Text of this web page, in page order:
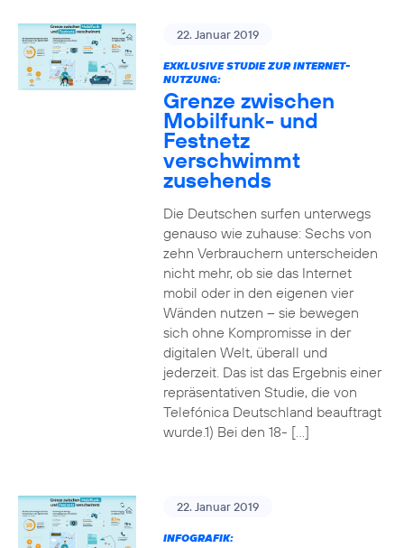
22. Januar 2019
EXKLUSIVE STUDIE ZUR INTERNET-
NUTZUNG:
Grenze zwischen
Mobilfunk- und
Festnetz
verschwimmt
zusehends
Die Deutschen surfen unterwegs
genauso wie zuhause: Sechs von
zehn Verbrauchern unterscheiden
nicht mehr, ob sie das Internet
mobil oder in den eigenen vier
Wänden nutzen – sie bewegen
sich ohne Kompromisse in der
digitalen Welt, überall und
jederzeit. Das ist das Ergebnis einer
repräsentativen Studie, die von
Telefónica Deutschland beauftragt
wurde.1) Bei den 18- […]
22. Januar 2019
INFOGRAFIK: